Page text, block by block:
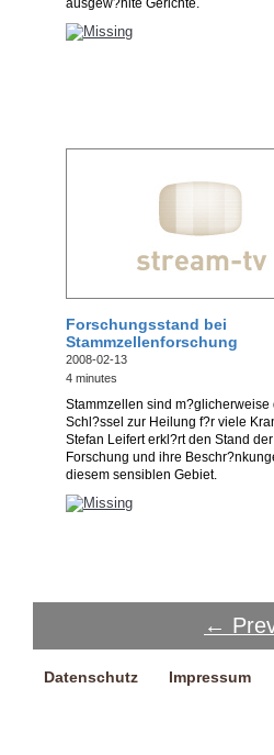
ausgew?hlte Gerichte.
Forschungsstand bei
Stammzellenforschung
2008-02-13
4 minutes
Stammzellen sind m?glicherweise
Schl?ssel zur Heilung f?r viele
Stefan Leifert erkl?rt den Stand der
Forschung und ihre
diesem sensiblen Gebiet.
←
Datenschutz Impressum